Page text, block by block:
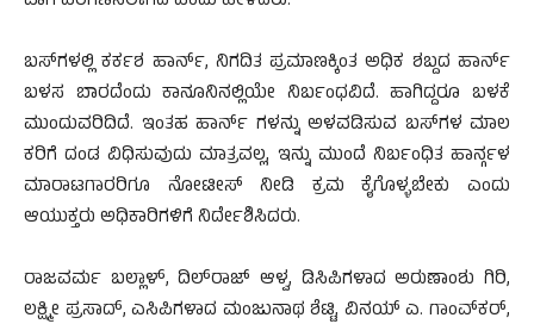
ಬಸ್‌ಗಳಲ್ಲಿ ಕರ್ಕಶ ಹಾರ್ನ್, ನಿಗದಿತ ಪ್ರಮಾಣಕ್ಕಿಂತ ಅಧಿಕ ಶಬ್ದದ ಹಾರ್ನ್
ಬಳಸ ಬಾರದೆಂದು ಕಾನೂನಿನಲ್ಲಿಯೇ ನಿರ್ಬಂಧವಿದೆ. ಹಾಗಿದ್ದರೂ ಬಳಕೆ
ಮುಂದುವರಿದಿದೆ. ಇಂತಹ ಹಾರ್ನ್ ಗಳನ್ನು ಅಳವಡಿಸುವ ಬಸ್‌ಗಳ ಮಾಲ
ಕರಿಗೆ ದಂಡ ವಿಧಿಸುವುದು ಮಾತ್ರವಲ್ಲ, ಇನ್ನು ಮುಂದೆ ನಿರ್ಬಂಧಿತ ಹಾರ್ನ್ಗಳ
ಮಾರಾಟಗಾರರಿಗೂ ನೋಟೀಸ್‌ ನೀಡಿ ಕ್ರಮ ಕೈಗೊಳ್ಳಬೇಕು ಎಂದು
ಆಯುಕ್ತರು ಅಧಿಕಾರಿಗಳಿಗೆ ನಿರ್ದೇಶಿಸಿದರು.
ರಾಜವರ್ಮ ಬಲ್ಲಾಳ್‌, ದಿಲ್‌ರಾಜ್‌ ಆಳ್ವ, ಡಿಸಿಪಿಗಳಾದ ಅರುಣಾಂಶು ಗಿರಿ,
ಲಕ್ಷ್ಮೀ ಪ್ರಸಾದ್‌, ಎಸಿಪಿಗಳಾದ ಮಂಜುನಾಥ ಶೆಟ್ಟಿ, ವಿನಯ್‌ ಎ. ಗಾಂವ್‌ಕರ್‌,